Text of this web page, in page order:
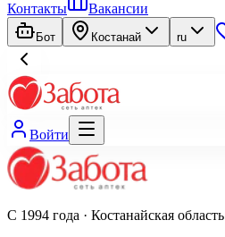
Контакты
Вакансии
Бот Костанай ru
Войти
С 1994 года · Костанайская область